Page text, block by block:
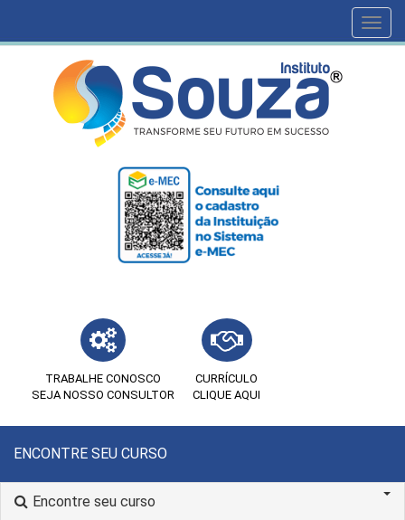
TRABALHE CONOSCO
SEJA NOSSO CONSULTOR
CURRÍCULO
CLIQUE AQUI
ENCONTRE SEU CURSO
Encontre seu curso